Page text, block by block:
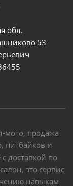
обл.
53
мото, продажа
питбайков и
доставкой по
это сервис
навыкам